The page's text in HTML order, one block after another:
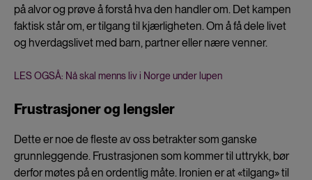
på alvor og prøve å forstå hva den handler om. Det kampen
faktisk står om, er tilgang til kjærligheten. Om å få dele livet
og hverdagslivet med barn, partner eller nære venner.
LES OGSÅ: Nå skal menns liv i Norge under lupen
Frustrasjoner og lengsler
Dette er noe de fleste av oss betrakter som ganske
grunnleggende. Frustrasjonen som kommer til uttrykk, bør
derfor møtes på en ordentlig måte. Ironien er at «tilgang» til